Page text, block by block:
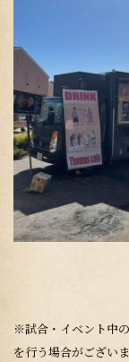
※試合・イベント中
を行う場合がござい